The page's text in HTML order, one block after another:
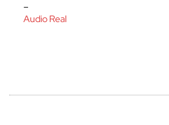
cerrar
–
Audio Real